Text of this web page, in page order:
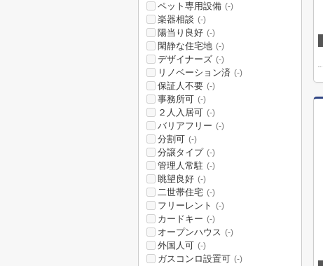
ペット専用設備 (-)
楽器相談 (-)
陽当り良好 (-)
閑静な住宅地 (-)
デザイナーズ (-)
リノベーション済 (-)
保証人不要 (-)
事務所可 (-)
２人入居可 (-)
バリアフリー (-)
分割可 (-)
分譲タイプ (-)
管理人常駐 (-)
眺望良好 (-)
二世帯住宅 (-)
フリーレント (-)
カードキー (-)
オープンハウス (-)
外国人可 (-)
ガスコンロ設置可 (-)